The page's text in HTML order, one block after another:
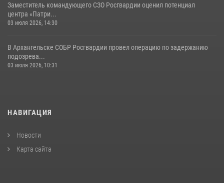
Заместитель командующего СЗО Росгвардии оценил потенциал
центра «Патри...
03 июля 2026, 14:30
В Архангельске СОБР Росгвардии провел операцию по задержанию
подозрева...
03 июля 2026, 10:31
НАВИГАЦИЯ
Новости
Карта сайта